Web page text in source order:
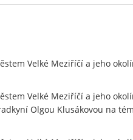
Velké Meziříčí a jeho
Velké Meziříčí a jeho
Olgou Klusákovou na